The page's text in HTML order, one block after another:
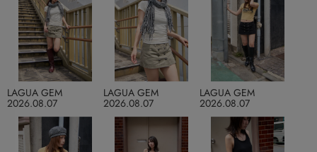
2026.08.07
LAGUA GEM
2026.08.07
LAGUA GEM
2026.08.07
LAGUA GEM